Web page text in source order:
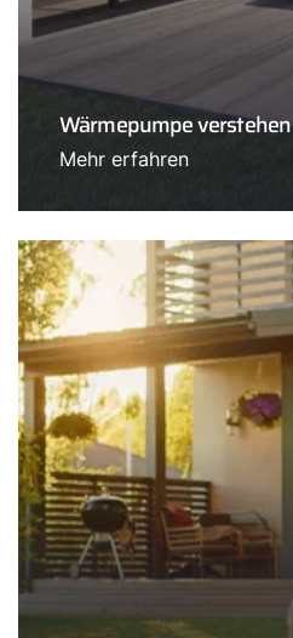
Wärmepumpe verstehen
Mehr erfahren